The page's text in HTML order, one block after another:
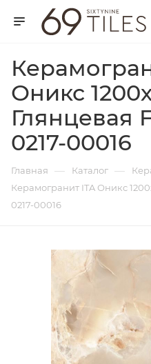
Оникс
Глянцевая
0217-00016
Главная — Каталог —
Керамогранит ITA Оникс
0217-00016